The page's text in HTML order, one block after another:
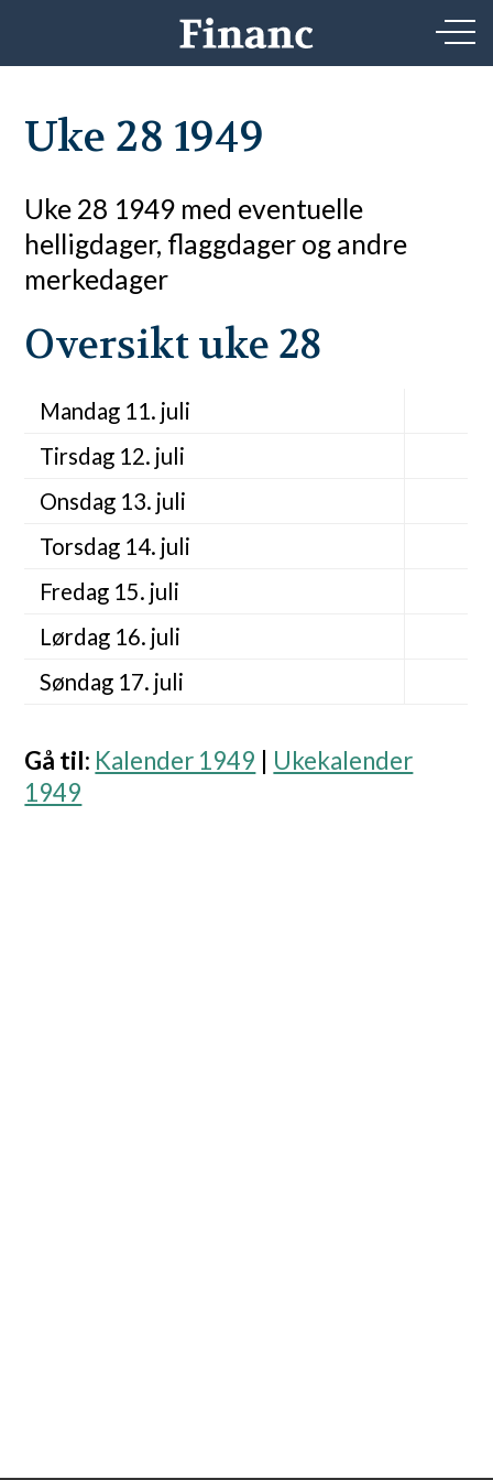
Uke 28 1949
Uke 28 1949 med eventuelle
helligdager, flaggdager og andre
merkedager
Oversikt uke 28
Mandag 11. juli
Tirsdag 12. juli
Onsdag 13. juli
Torsdag 14. juli
Fredag 15. juli
Lørdag 16. juli
Søndag 17. juli
Gå til: Kalender 1949
Ukekalender
1949